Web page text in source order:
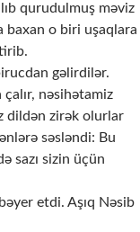
qurudulmuş məviz
baxan o biri uşaqlara
gəlirdilər.
çalır, nəsihətamiz
dildən zirək olurlar
səsləndi: Bu
sazı sizin üçün
etdi. Aşıq Nəsib